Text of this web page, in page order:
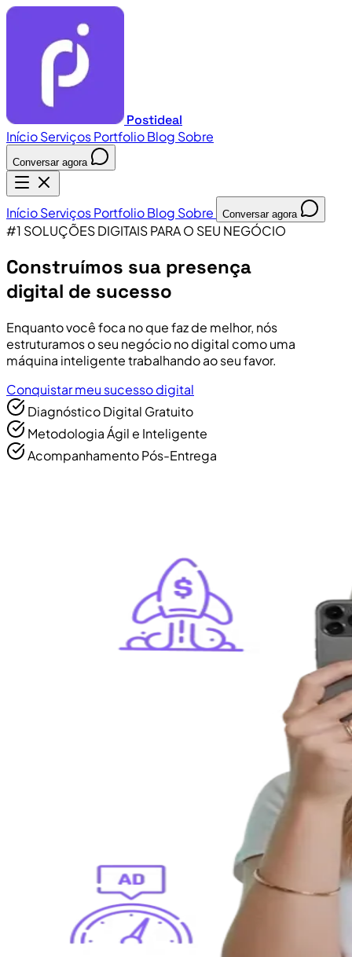
Postideal
InícioServiçosPortfolioBlog Sobre
Conversar agora
InícioServiçosPortfolioBlog Sobre Conversar agora
#1 SOLUÇÕES DIGITAIS PARA O SEU NEGÓCIO
Construímos sua presença
digital de sucesso
Enquanto você foca no que faz de melhor, nós
estruturamos o seu negócio no digital como uma
máquina inteligente trabalhando ao seu favor.
Conquistar meu sucesso digital
Diagnóstico Digital Gratuito
Metodologia Ágil e Inteligente
Acompanhamento Pós-Entrega